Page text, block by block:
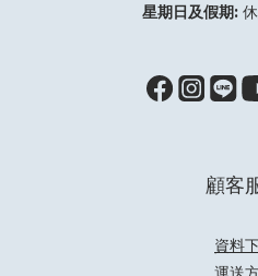
星期日及假期:休
顧客
資料